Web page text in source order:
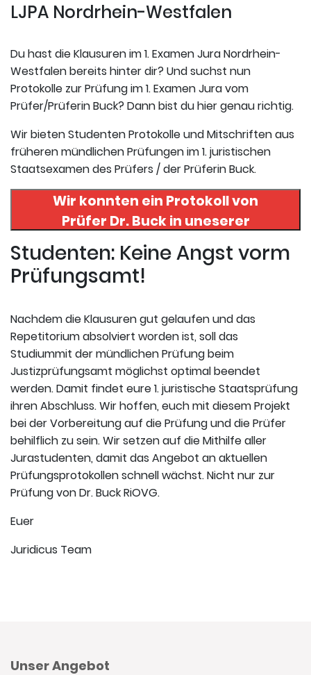
LJPA Nordrhein-Westfalen
Du hast die Klausuren im 1. Examen Jura Nordrhein-
Westfalen bereits hinter dir? Und suchst nun
Protokolle zur Prüfung im 1. Examen Jura vom
Prüfer/Prüferin Buck? Dann bist du hier genau richtig.
Wir bieten Studenten Protokolle und Mitschriften aus
früheren mündlichen Prüfungen im 1. juristischen
Staatsexamen des Prüfers / der Prüferin Buck.
Wir konnten ein Protokoll von
Prüfer Dr. Buckin uneserer
Datenbank finden. Hier
registrieren und das Protokoll
abrufen.
Studenten: Keine Angst vorm
Prüfungsamt!
Nachdem die Klausuren gut gelaufen und das
Repetitorium absolviert worden ist, soll das
Studiummit der mündlichen Prüfung beim
Justizprüfungsamt möglichst optimal beendet
werden. Damit findet eure 1. juristische Staatsprüfung
ihren Abschluss. Wir hoffen, euch mit diesem Projekt
bei der Vorbereitung auf die Prüfung und die Prüfer
behilflich zu sein. Wir setzen auf die Mithilfe aller
Jurastudenten, damit das Angebot an aktuellen
Prüfungsprotokollen schnell wächst. Nicht nur zur
Prüfung von Dr. Buck RiOVG.
Euer
Juridicus Team
Unser Angebot